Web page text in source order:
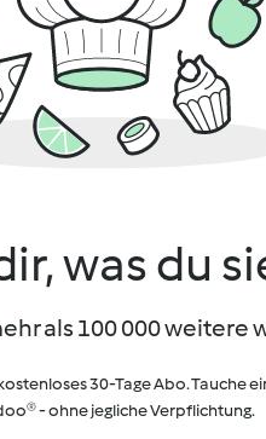
was du
als 100 000 weitere
30-Tage Abo. Tauche
- ohne jegliche Verpflichtung.